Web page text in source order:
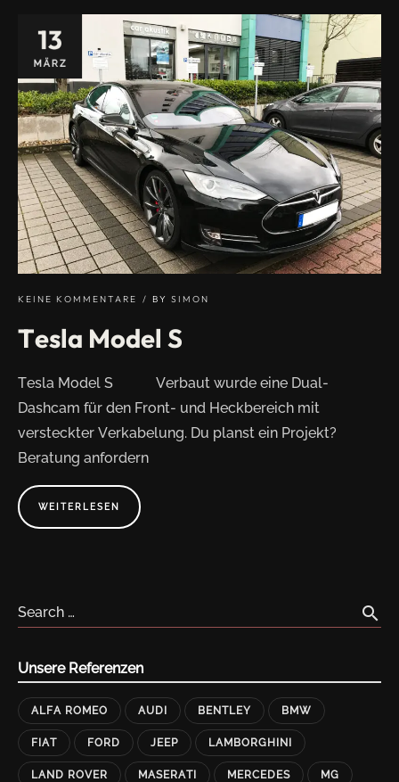
T
E
S
L
A
M
O
D
E
L
3
"
13
MÄRZ
KEINE KOMMENTARE BY SIMON
Tesla Model S
Tesla Model S Verbaut wurde eine Dual-
Dashcam für den Front- und Heckbereich mit
versteckter Verkabelung. Du planst ein Projekt?
Beratung anfordern
WEITERLESEN
O
E
L
Search … search
Unsere Referenzen
ALFA ROMEO AUDI BENTLEY BMW
FIAT FORD JEEP LAMBORGHINI
LAND ROVER MASERATI MERCEDES MG